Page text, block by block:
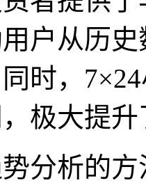
户从历
时，
极大提
分析的